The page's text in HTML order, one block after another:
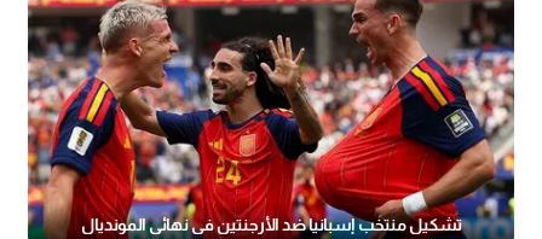
تشكيل منتخب إسبانيا ضد الأرجنتين في نهائي المونديال